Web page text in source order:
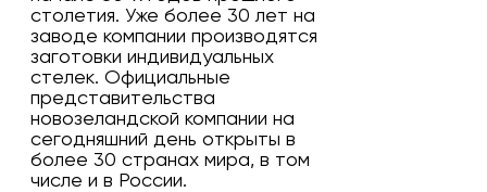
столетия. Уже более 30 лет на
заводе компании производятся
заготовки индивидуальных
стелек. Официальные
представительства
новозеландской компании на
сегодняшний день открыты в
более 30 странах мира, в том
числе и в России.